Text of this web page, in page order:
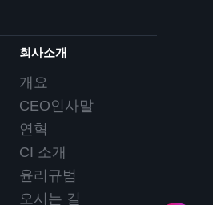
회사소개
개요
CEO인사말
연혁
CI 소개
윤리규범
오시는 길